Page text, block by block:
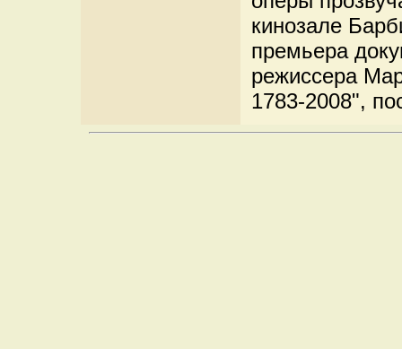
кинозале
премьера
режиссера
1783-2008",